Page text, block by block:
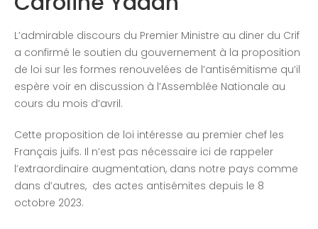
L’admirable discours du Premier Ministre au diner du Crif
a confirmé le soutien du gouvernement à la proposition
de loi sur les formes renouvelées de l’antisémitisme qu’il
espère voir en discussion à l’Assemblée Nationale au
cours du mois d’avril.
Cette proposition de loi intéresse au premier chef les
Français juifs. Il n’est pas nécessaire ici de rappeler
l’extraordinaire augmentation, dans notre pays comme
dans d’autres, des actes antisémites depuis le 8
octobre 2023.